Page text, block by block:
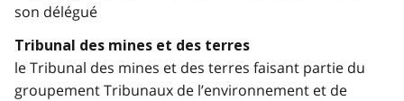
son délégué
Tribunal des mines et des terres
le Tribunal des mines et des terres faisant partie du
groupement Tribunaux de l’environnement et de